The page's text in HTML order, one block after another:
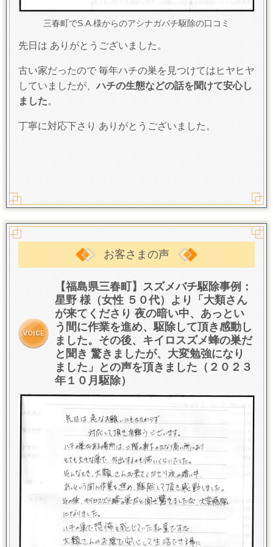
三春町でS.A.様からのアシナガバチ駆除の口コミ
先日は ありがとうございました。
古い家だったので 毎年ハチの巣を見つけてはヒヤヒヤ
していましたが、ハチの生態などの話を聞けて安心し
ました。
丁寧に対応下さり ありがとうございました。
お客さまの声
【福島県三春町】スズメバチ駆除事例：
星野 様（女性 ５０代）より「 大類さん
が来てくださり 夜の暗い中、あっとい
う間に作業を進め、駆除して頂き感動し
ました。 その後、キイロスズメ蜂の巣だ
と聞き 驚きましたが、大変勉強になり
ました 」との声を頂きました（２０２３
年１０月駆除）